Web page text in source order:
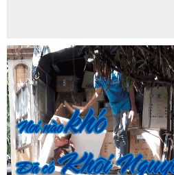
Vừa qua tôi có chuyển văn
Hòa. Ban đầu tôi cũng đắn đo
nhưng cuối cùng tôi quyết
Nguyên. Tôi thật sự hài lòng.